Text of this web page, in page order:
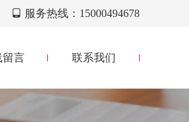
服务热线：15000494678
留言 联系我们